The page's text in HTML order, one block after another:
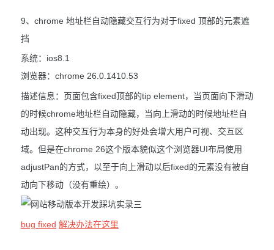
9、 chrome 地址栏自动隐藏交互行为对于fixed 顶部的元素遮
挡
系统：ios8.1
浏览器：chrome 26.0.1410.53
描述信息：页面包含fixed顶部的tip element，当页面向下滑动
的时候chrome地址栏自动隐藏，当向上滑动的时候地址栏自
动出现。这种交互行为本身的好处会增大用户可视、交互区
域。但是在chrome 26这个版本貌似这个浏览器UI布局使用
adjustPan的方式，以至于向上滑动以后fixed的元素没有被自
动向下移动（没有重绘）。
bug fixed 解决办法在这里